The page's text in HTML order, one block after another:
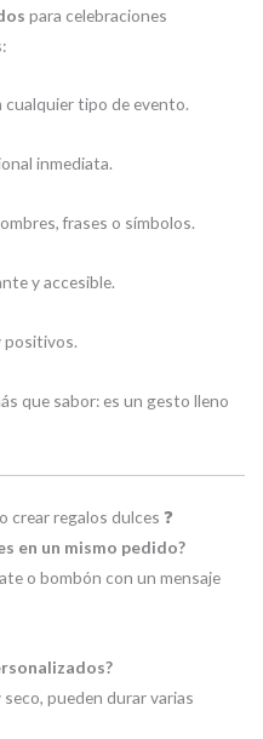
para celebraciones
cualquier tipo de evento.
inmediata.
frases o símbolos.
y accesible.
positivos.
que sabor: es un gesto lleno
regalos dulces ❓
en un mismo pedido?
o bombón con un mensaje
pueden durar varias